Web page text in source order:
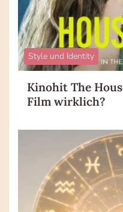
Style und Identity
Kinohit The
Film wirklich?